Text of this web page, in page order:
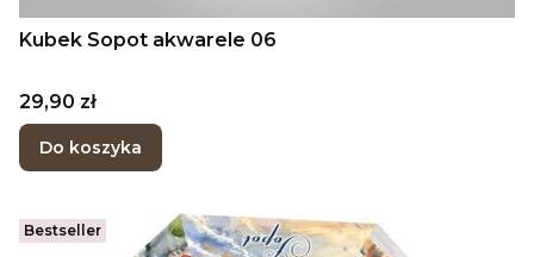
Kubek Sopot akwarele 06
Cena
29,90 zł
Do koszyka
Bestseller